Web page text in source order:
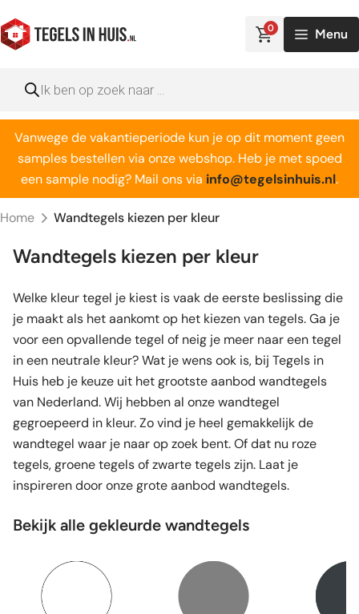
naar
de
0 Menu
zoeken
Vanwege de vakantieperiode kun je op dit moment geen
samples bestellen via onze webshop. Heb je met spoed
een sample nodig? Mail ons via info@tegelsinhuis.nl.
Home Wandtegels kiezen per kleur
Wandtegels kiezen per kleur
Welke kleur tegel je kiest is vaak de eerste beslissing die
je maakt als het aankomt op het kiezen van tegels. Ga je
voor een opvallende tegel of neig je meer naar een tegel
in een neutrale kleur? Wat je wens ook is, bij Tegels in
Huis heb je keuze uit het grootste aanbod wandtegels
van Nederland. Wij hebben al onze wandtegel
gegroepeerd in kleur. Zo vind je heel gemakkelijk de
wandtegel waar je naar op zoek bent. Of dat nu roze
tegels, groene tegels of zwarte tegels zijn. Laat je
inspireren door onze grote aanbod wandtegels.
Bekijk alle gekleurde wandtegels